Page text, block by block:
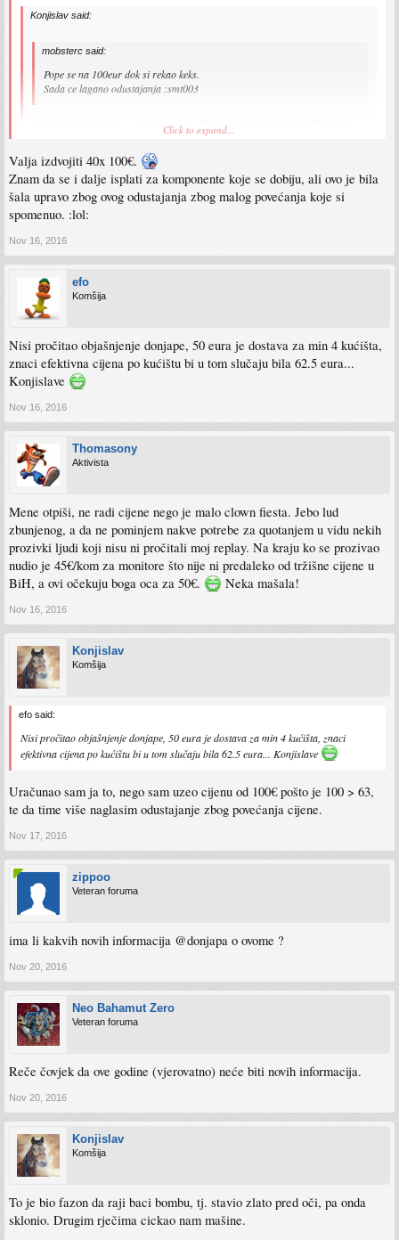
Konjislav said:
mobsterc said:
Pope se na 100eur dok si rekao keks.
Sada ce lagano odustajanja :smt003
A više od svega kako se cijena pope na 100 eura, otpade naš dragi Mobsterc.
Zbog cega?
Click to expand...
Valja izdvojiti 40x 100€.
Znam da se i dalje isplati za komponente koje se dobiju, ali ovo je bila
šala upravo zbog ovog odustajanja zbog malog povećanja koje si
spomenuo. :lol:
Nov 16, 2016
efo
Komšija
Nisi pročitao objašnjenje donjape, 50 eura je dostava za min 4 kućišta,
znaci efektivna cijena po kućištu bi u tom slučaju bila 62.5 eura...
Konjislave
Nov 16, 2016
Thomasony
Aktivista
Mene otpiši, ne radi cijene nego je malo clown fiesta. Jebo lud
zbunjenog, a da ne pominjem nakve potrebe za quotanjem u vidu nekih
prozivki ljudi koji nisu ni pročitali moj replay. Na kraju ko se prozivao
nudio je 45€/kom za monitore što nije ni predaleko od tržišne cijene u
BiH, a ovi očekuju boga oca za 50€.
Neka mašala!
Nov 16, 2016
Konjislav
Komšija
efo said:
Nisi pročitao objašnjenje donjape, 50 eura je dostava za min 4 kućišta, znaci
efektivna cijena po kućištu bi u tom slučaju bila 62.5 eura... Konjislave
Uračunao sam ja to, nego sam uzeo cijenu od 100€ pošto je 100 > 63,
te da time više naglasim odustajanje zbog povećanja cijene.
Nov 17, 2016
zippoo
Veteran foruma
ima li kakvih novih informacija @donjapa o ovome ?
Nov 20, 2016
Neo Bahamut Zero
Veteran foruma
Reče čovjek da ove godine (vjerovatno) neće biti novih informacija.
Nov 20, 2016
Konjislav
Komšija
To je bio fazon da raji baci bombu, tj. stavio zlato pred oči, pa onda
sklonio. Drugim rječima cickao nam mašine.